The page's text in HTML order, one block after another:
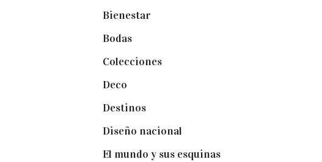
Bienestar
Bodas(73)
Colecciones(22)
Deco
Destinos(6)
Diseño nacional
El mundo y sus esquinas(25)